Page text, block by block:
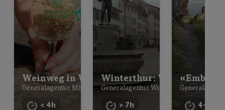
Weinweg in Weinfelden
Generalagentur Mittelthurgau
< 4h
Winterthur: Vom
Generalagentur Winterthur
> 7h
«Embrüf
4-7h